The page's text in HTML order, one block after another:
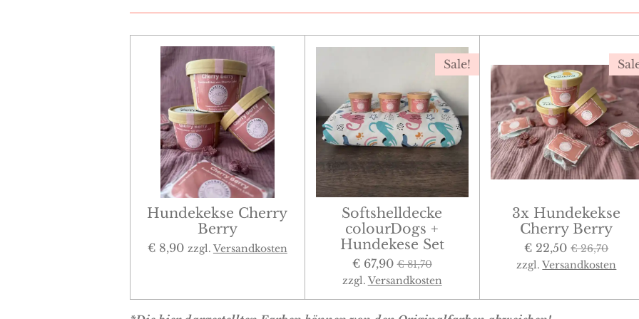
Hundekekse Cherry
Berry
€ 8,90 zzgl. Versandkosten
Sale!
Softshelldecke
colourDogs +
Hundekese Set
€ 67,90 € 81,70
zzgl. Versandkosten
3x Hundekekse
Cherry Berry
€ 22,50 € 26,70
zzgl.Versandkosten